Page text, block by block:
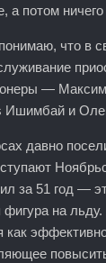
а потом
что в
—
Ишимбай и
давно
за 51 год —
фигура на
как